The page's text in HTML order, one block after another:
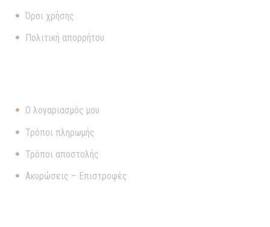
Όροι χρήσης
Πολιτική απορρήτου
Ο λογαριασμός μου
Τρόποι πληρωμής
Τρόποι αποστολής
Ακυρώσεις – Επιστροφές